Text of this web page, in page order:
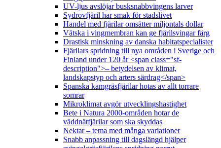
UV-ljus avslöjar busksnabbvingens larver
Sydrovfjäril har smak för stadslivet
Handel med fjärilar omsätter miljontals dollar
Vätska i vingmembran kan ge fjärilsvingar färg
Drastisk minskning av danska habitatspecialister
Fjärilars spridning till nya områden i Sverige och
Finland under 120 år <span class="sf-
description">– betydelsen av klimat,
landskapstyp och arters särdrag</span>
Spanska kamgräsfjärilar hotas av allt torrare
somrar
Mikroklimat avgör utvecklingshastighet
Bete i Natura 2000-områden hotar de
väddnätfjärilar som ska skyddas
Nektar – tema med många variationer
Snabb anpassning till dagslängd hjälper